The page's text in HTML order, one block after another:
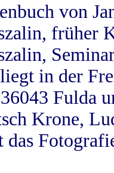
von
früher
in der
Fulda
Krone,